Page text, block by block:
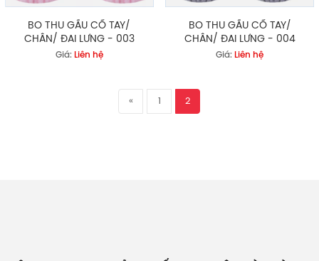
BO THU GẤU CỔ TAY/
CHÂN/ ĐAI LƯNG - 003
Giá: Liên hệ
BO THU GẤU CỔ TAY/
CHÂN/ ĐAI LƯNG - 004
Giá: Liên hệ
« 2